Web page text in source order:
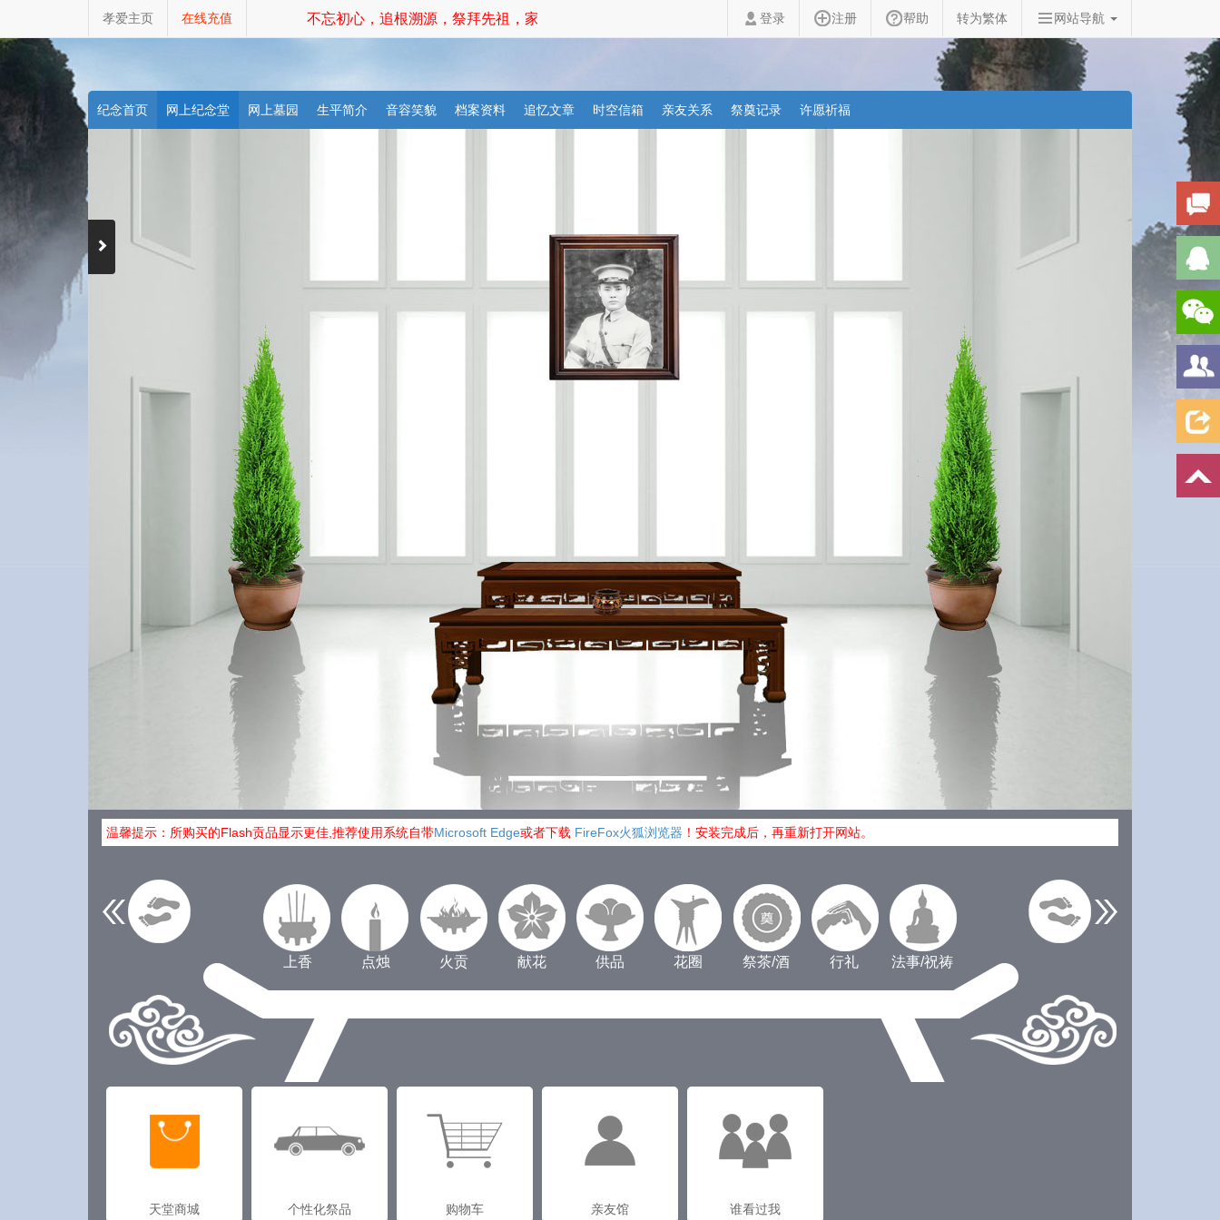
孝爱主页 在线充值 不忘初心，追根溯源，祭拜先祖，家道斐然！ 登录 注册 帮助 转为繁体 网站导航
纪念首页 网上纪念堂 网上墓园 生平简介 音容笑貌 档案资料 追忆文章 时空信箱 亲友关系 祭奠记录 许愿祈福
天堂商城
温馨提示：所购买的Flash贡品显示更佳,推荐使用系统自带Microsoft Edge或者下载 FireFox火狐浏览器 ！安装完成后，再重新打开网站。
上香 点烛 火贡 献花 供品 花圈 祭茶/酒 行礼 法事/祝祷
天堂商城 个性化祭品 购物车 亲友馆 谁看过我